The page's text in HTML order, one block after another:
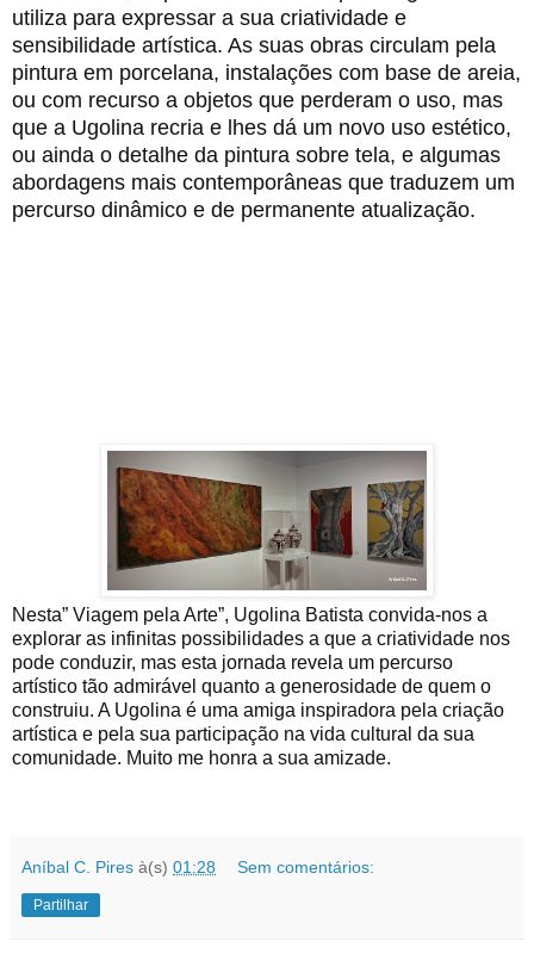
utiliza para expressar a sua criatividade e
sensibilidade artística. As suas obras circulam pela
pintura em porcelana, instalações com base de areia,
ou com recurso a objetos que perderam o uso, mas
que a Ugolina recria e lhes dá um novo uso estético,
ou ainda o detalhe da pintura sobre tela, e algumas
abordagens mais contemporâneas que traduzem um
percurso dinâmico e de permanente atualização.
Nesta” Viagem pela Arte”, Ugolina Batista convida-nos a
explorar as infinitas possibilidades a que a criatividade nos
pode conduzir, mas esta jornada revela um percurso
artístico tão admirável quanto a generosidade de quem o
construiu. A Ugolina é uma amiga inspiradora pela criação
artística e pela sua participação na vida cultural da sua
comunidade. Muito me honra a sua amizade.
Aníbal C. Pires à(s) 01:28 Sem comentários:
Partilhar